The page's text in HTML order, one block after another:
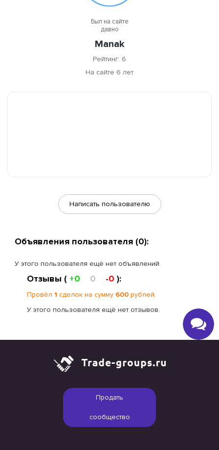
Был на сайте
давно
Manak
Рейтинг: 6
На сайте 6 лет
Написать пользователю
Объявления пользователя (0):
У этого пользователя ещё нет объявлений.
Отзывы ( +0 0 -0 ):
Провёл 1 сделок на сумму 600 рублей.
У этого пользователя ещё нет отзывов.
Продать
сообщество